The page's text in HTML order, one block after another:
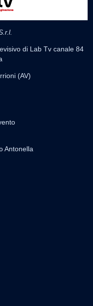
di Lab Tv canale 84
(AV)
Antonella